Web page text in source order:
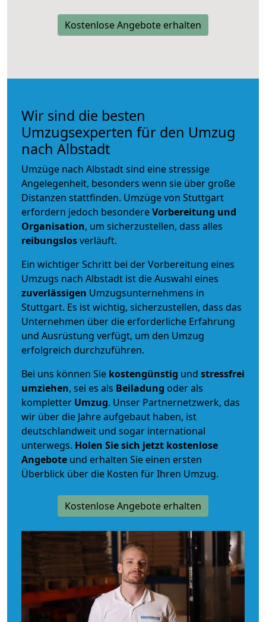
Kostenlose Angebote erhalten
Wir sind die besten
Umzugsexperten für den Umzug
nach Albstadt
Umzüge nach Albstadt sind eine stressige
Angelegenheit, besonders wenn sie über große
Distanzen stattfinden. Umzüge von Stuttgart
erfordern jedoch besondereVorbereitung und
Organisation, um sicherzustellen, dass alles
reibungslosverläuft.
Ein wichtiger Schritt bei der Vorbereitung eines
Umzugs nach Albstadt ist die Auswahl eines
zuverlässigen Umzugsunternehmens in
Stuttgart. Es ist wichtig, sicherzustellen, dass das
Unternehmen über die erforderliche Erfahrung
und Ausrüstung verfügt, um den Umzug
erfolgreich durchzuführen.
Bei uns können Sie kostengünstig und stressfrei
umziehen, sei es als Beiladung oder als
kompletter Umzug. Unser Partnernetzwerk, das
wir über die Jahre aufgebaut haben, ist
deutschlandweit und sogar international
unterwegs. Holen Sie sich jetzt kostenlose
Angebote und erhalten Sie einen ersten
Überblick über die Kosten für Ihren Umzug.
Kostenlose Angebote erhalten